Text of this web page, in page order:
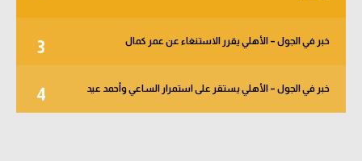
3 خبر في الجول – الأهلي يقرر الاستنغاء عن عمر كمال
4 خبر في الجول – الأهلي يستقر على استمرار الساعي وأحمد عيد